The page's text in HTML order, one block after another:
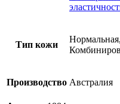
Тип кожи
Производство Австралия